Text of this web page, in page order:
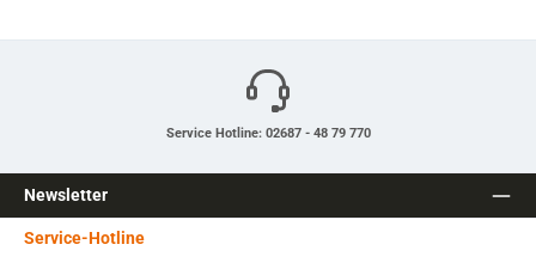
Service Hotline: 02687 - 48 79 770
Newsletter
Service-Hotline